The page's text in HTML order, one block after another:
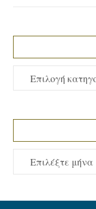
ΚΑΤΗΓΟΡΙΕΣ
ΑΡΧΕΙΟ